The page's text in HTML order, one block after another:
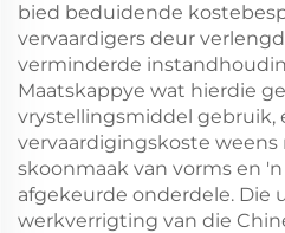
bied beduidende
vervaardigers deur
verminderde
Maatskappye wat hierdie
vrystellingsmiddel gebruik,
vervaardigingskoste
skoonmaak van vorms en
afgekeurde onderdele. Die
werkverrigting van die